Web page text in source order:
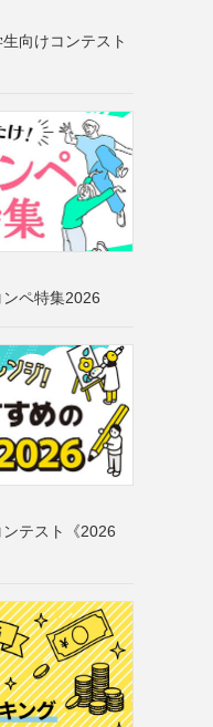
向けコンテスト
ペ特集2026
テスト《2026